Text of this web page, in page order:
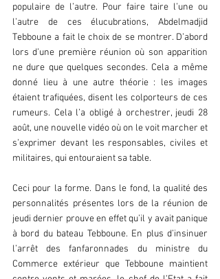
populaire de l’autre. Pour faire taire l’une ou
l’autre de ces élucubrations, Abdelmadjid
Tebboune a fait le choix de se montrer. D’abord
lors d’une première réunion où son apparition
ne dure que quelques secondes. Cela a même
donné lieu à une autre théorie : les images
étaient trafiquées, disent les colporteurs de ces
rumeurs. Cela l’a obligé à orchestrer, jeudi 28
août, une nouvelle vidéo où on le voit marcher et
s’exprimer devant les responsables, civiles et
militaires, qui entouraient sa table.
Ceci pour la forme. Dans le fond, la qualité des
personnalités présentes lors de la réunion de
jeudi dernier prouve en effet qu’il y avait panique
à bord du bateau Tebboune. En plus d’insinuer
l’arrêt des fanfaronnades du ministre du
Commerce extérieur que Tebboune maintient